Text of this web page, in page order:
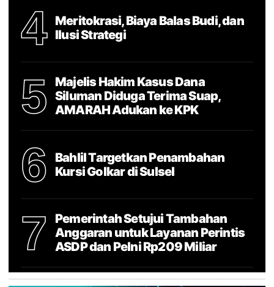
4
Meritokrasi, Biaya Balas Budi, dan
Ilusi Strategi
5
Majelis Hakim Kasus Dana
Siluman Diduga Terima Suap,
AMARAH Adukan ke KPK
6
Bahlil Targetkan Penambahan
Kursi Golkar di Sulsel
7
Pemerintah Setujui Tambahan
Anggaran untuk Layanan Perintis
ASDP dan Pelni Rp209 Miliar